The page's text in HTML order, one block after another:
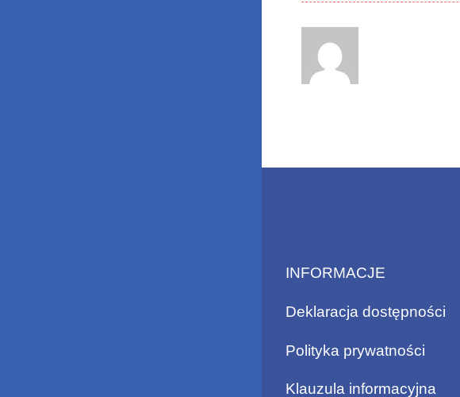
INFORMACJE
Deklaracja dostępności
Polityka prywatności
Klauzula informacyjna